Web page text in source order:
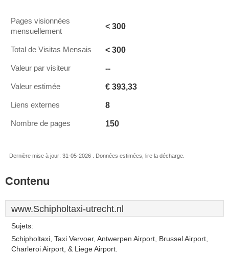
Pages visionnées
mensuellement
< 300
Total de Visitas Mensais < 300
Valeur par visiteur --
Valeur estimée € 393,33
Liens externes 8
Nombre de pages 150
Dernière mise à jour: 31-05-2026 . Données estimées, lire la décharge.
Contenu
www.Schipholtaxi-utrecht.nl
Sujets:
Schipholtaxi, Taxi Vervoer, Antwerpen Airport, Brussel Airport,
Charleroi Airport, & Liege Airport.